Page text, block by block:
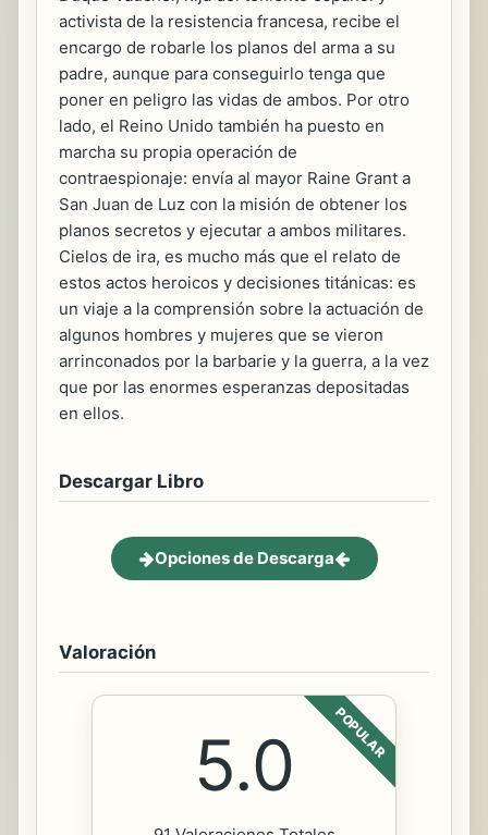
activista de la resistencia francesa, recibe el
encargo de robarle los planos del arma a su
padre, aunque para conseguirlo tenga que
poner en peligro las vidas de ambos. Por otro
lado, el Reino Unido también ha puesto en
marcha su propia operación de
contraespionaje: envía al mayor Raine Grant a
San Juan de Luz con la misión de obtener los
planos secretos y ejecutar a ambos militares.
Cielos de ira, es mucho más que el relato de
estos actos heroicos y decisiones titánicas: es
un viaje a la comprensión sobre la actuación de
algunos hombres y mujeres que se vieron
arrinconados por la barbarie y la guerra, a la vez
que por las enormes esperanzas depositadas
en ellos.
Descargar Libro
Opciones de Descarga
Valoración
POPULAR
5.0